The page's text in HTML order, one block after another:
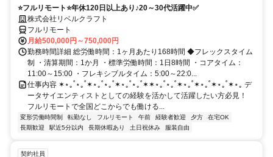
⭐フルリモート⭐年休120日以上あり♪20～30代活躍中✅
株式会社リベルクラフト
フルリモート
月給500,000円～750,000円
勤務時間詳細 総労働時間：1ヶ月あたり168時間 ◆フレックスタイム
制 ・清算期間：1か月 ・標準労働時間：1日8時間 ・コアタイム：
11:00～15:00 ・フレキシブルタイム：5:00～22:0...
仕事内容 ✶⋆｡˚⋆｡˚✶⋆｡˚⋆｡˚✶⋆｡˚⋆｡˚✶✶⋆｡˚⋆｡˚✶⋆｡˚✶⋆｡˚✶⋆｡˚✶⋆｡ デ
ータサイエンティストとしての経験を活かして活躍したい方必見！
フルリモートで全国どこからでも働ける...
変形労働時間制 転勤なし フルリモート 午前 経験者歓迎 夕方
在宅OK
長期歓迎
駅近5分以内 長期休暇あり 土日祝休み 服装自由
契約社員